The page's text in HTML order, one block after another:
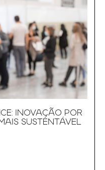
INOVAÇÃO POR
SUSTENTÁVEL